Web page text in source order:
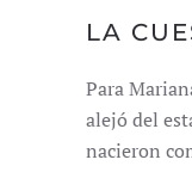
LA
Para
alejó del
nacieron